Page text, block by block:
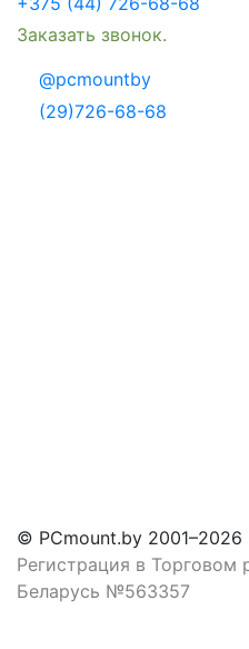
Заказать звонок.
@pcmountby
(29)726-68-68
© PCmount.by 2001–2026
Регистрация в Торговом
Беларусь №563357